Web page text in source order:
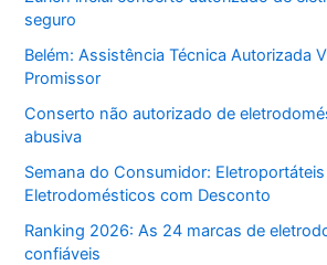
seguro
Belém: Assistência Técnica Autorizada
Promissor
Conserto não autorizado de
abusiva
Semana do Consumidor:
Eletrodomésticos com Desconto
Ranking 2026: As 24 marcas de
confiáveis